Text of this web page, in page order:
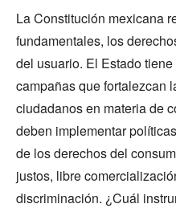
La Constitución mexicana
fundamentales, los
del usuario. El Estado
campañas que fortalezcan
ciudadanos en materia de
deben implementar
de los derechos del
justos, libre
discriminación. ¿Cuál